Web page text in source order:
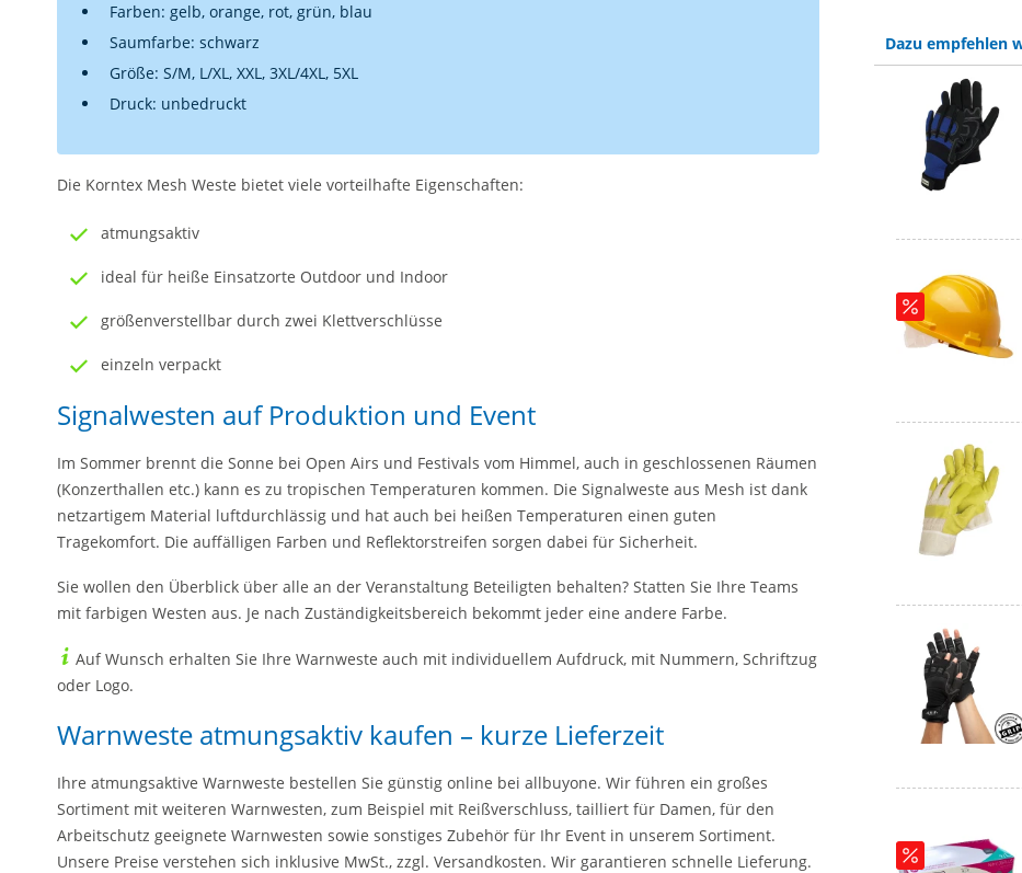
Farben: gelb, orange, rot, grün, blau
Saumfarbe: schwarz
Größe: S/M, L/XL, XXL, 3XL/4XL, 5XL
Druck: unbedruckt
Die Korntex Mesh Weste bietet viele vorteilhafte Eigenschaften:
atmungsaktiv
ideal für heiße Einsatzorte Outdoor und Indoor
größenverstellbar durch zwei Klettverschlüsse
einzeln verpackt
Signalwesten auf Produktion und Event
Im Sommer brennt die Sonne bei Open Airs und Festivals vom Himmel, auch in geschlossenen Räumen
(Konzerthallen etc.) kann es zu tropischen Temperaturen kommen. Die Signalweste aus Mesh ist dank
netzartigem Material luftdurchlässig und hat auch bei heißen Temperaturen einen guten
Tragekomfort. Die auffälligen Farben und Reflektorstreifen sorgen dabei für Sicherheit.
Sie wollen den Überblick über alle an der Veranstaltung Beteiligten behalten? Statten Sie Ihre Teams
mit farbigen Westen aus. Je nach Zuständigkeitsbereich bekommt jeder eine andere Farbe.
Auf Wunsch erhalten Sie Ihre Warnweste auch mit individuellem Aufdruck, mit Nummern, Schriftzug
oder Logo.
Warnweste atmungsaktiv kaufen – kurze Lieferzeit
Ihre atmungsaktive Warnweste bestellen Sie günstig online bei allbuyone. Wir führen ein großes
Sortiment mit weiteren Warnwesten, zum Beispiel mit Reißverschluss, tailliert für Damen, für den
Arbeitschutz geeignete Warnwesten sowie sonstiges Zubehör für Ihr Event in unserem Sortiment.
Unsere Preise verstehen sich inklusive MwSt., zzgl. Versandkosten. Wir garantieren schnelle Lieferung.
Dazu empfehlen